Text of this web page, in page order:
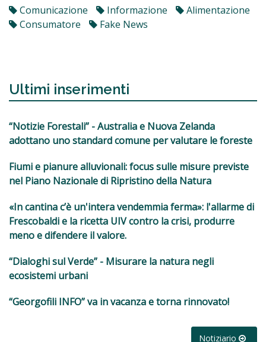
Comunicazione Informazione
Alimentazione
Consumatore
Fake News
Ultimi inserimenti
“Notizie Forestali” - Australia e Nuova Zelanda
adottano uno standard comune per valutare le foreste
Fiumi e pianure alluvionali: focus sulle misure previste
nel Piano Nazionale di Ripristino della Natura
«In cantina c’è un'intera vendemmia ferma»: l'allarme di
Frescobaldi e la ricetta UIV contro la crisi, produrre
meno e difendere il valore.
“Dialoghi sul Verde” - Misurare la natura negli
ecosistemi urbani
“Georgofili INFO” va in vacanza e torna rinnovato!
Notiziario